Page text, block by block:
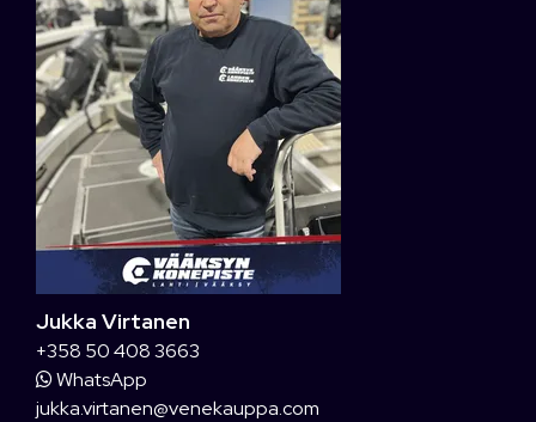
Jukka Virtanen
+358 50 408 3663
WhatsApp
jukka.virtanen@venekauppa.com